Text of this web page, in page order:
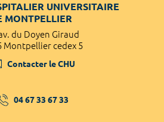
UNIVERSITAIRE
MONTPELLIER
du Doyen Giraud
Montpellier cedex 5
Contacter le CHU
04 67 33 67 33